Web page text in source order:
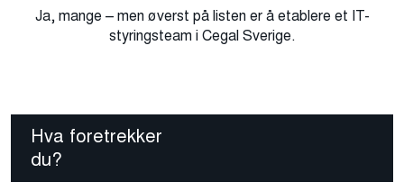
Ja, mange – men øverst på listen er å etablere et IT-
styringsteam i Cegal Sverige.
Hva foretrekker
du?